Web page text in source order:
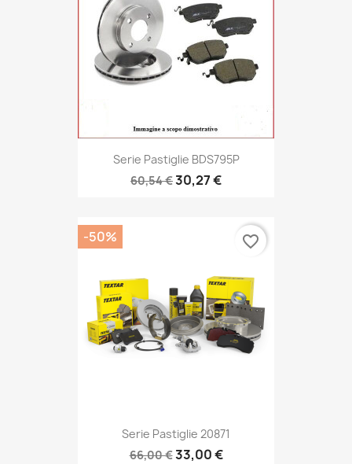
Serie Pastiglie BDS795P
60,54 €30,27 €
Serie Pastiglie 20871
66,00 €33,00 €
-50% favorite_border